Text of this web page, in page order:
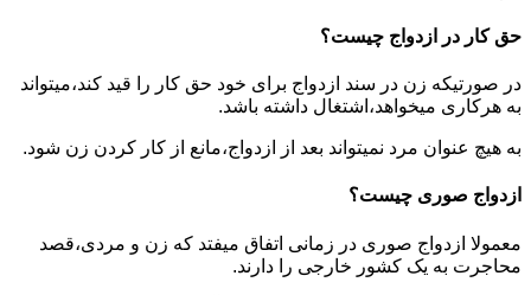
حق کار در ازدواج چیست؟
در صورتیکه زن در سند ازدواج برای خود حق کار را قید کند،میتواند
به هرکاری میخواهد،اشتغال داشته باشد.
به هیچ عنوان مرد نمیتواند بعد از ازدواج،مانع از کار کردن زن شود.
ازدواج صوری چیست؟
معمولا ازدواج صوری در زمانی اتفاق میفتد که زن و مردی،قصد
محاجرت به یک کشور خارجی را دارند.